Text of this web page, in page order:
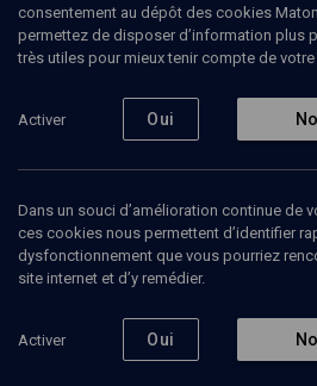
Bibliographie 1
Mir Basaraber
ParEfim Chorny
Abonnez-vous à notre
consentement au dépôt des cookies
permettez de disposer d’information plus
très utiles pour mieux tenir compte de
Activer Oui
Dans un souci d’amélioration continue de
ces cookies nous permettent d’identifier
dysfonctionnement que vous pourriez
site internet et d’y remédier.
Activer Oui